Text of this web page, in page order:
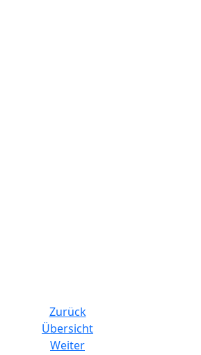
Zurück
Übersicht
Weiter